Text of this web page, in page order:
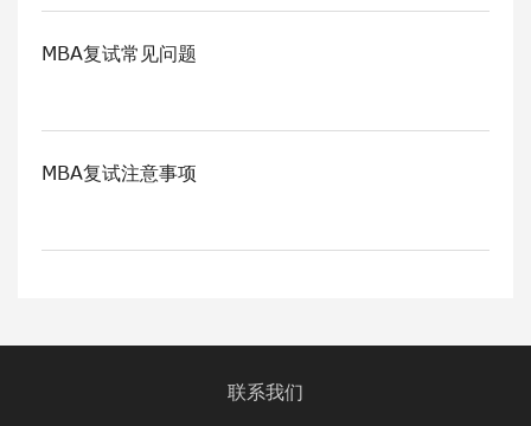
MBA复试常见问题
MBA复试注意事项
联系我们